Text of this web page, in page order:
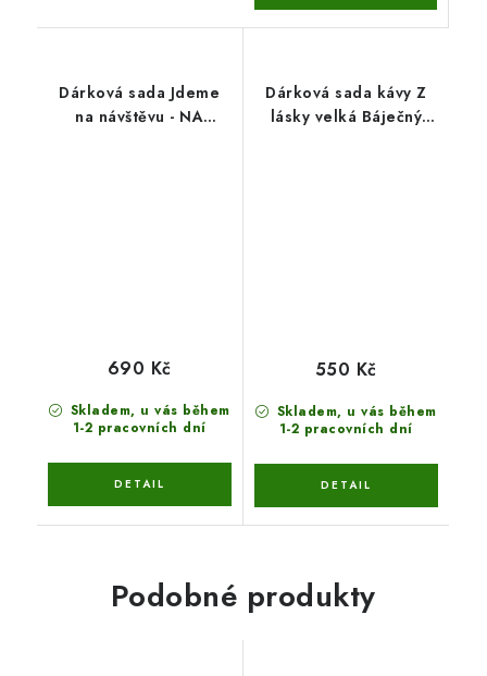
Dárková sada Jdeme
na návštěvu - NA
Skladem, u vás během
1-2 pracovních dní
690 Kč
Dárková sada kávy Z
lásky velká Báječný
Skladem, u vás během
1-2 pracovních dní
550 Kč
Podobné produkty